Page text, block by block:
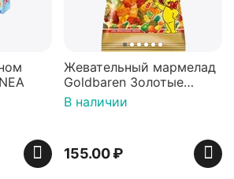
Жевательный мармелад
Goldbaren Золотые
мишки 100г, Германия
В наличии
155.00₽